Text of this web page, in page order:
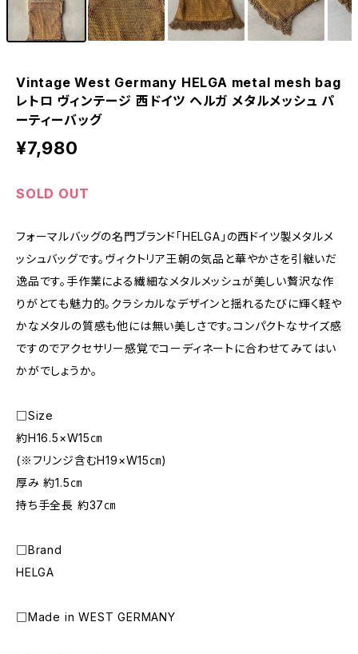
Vintage West Germany HELGA metal mesh bag
レトロ ヴィンテージ 西ドイツ ヘルガ メタルメッシュ パ
ーティーバッグ
¥7,980
SOLD OUT
フォーマルバッグの名門ブランド「HELGA」の西ドイツ製メタルメ
ッシュバッグです。ヴィクトリア王朝の気品と華やかさを引継いだ
逸品です。手作業による繊細なメタルメッシュが美しい贅沢な作
りがとても魅力的。クラシカルなデザインと揺れるたびに輝く軽や
かなメタルの質感も他には無い美しさです。コンパクトなサイズ感
ですのでアクセサリー感覚でコーディネートに合わせてみてはい
かがでしょうか。
□Size
約H16.5×W15㎝
(※フリンジ含むH19×W15㎝)
厚み 約1.5㎝
持ち手全長 約37㎝
□Brand
HELGA
□Made in WEST GERMANY